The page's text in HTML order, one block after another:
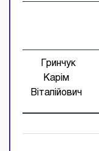
Гринчук
Карім
Віталійович